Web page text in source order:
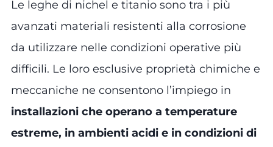
Le leghe di nichel e titanio sono tra i più
avanzati materiali resistenti alla corrosione
da utilizzare nelle condizioni operative più
difficili. Le loro esclusive proprietà chimiche e
meccaniche ne consentono l’impiego in
installazioni che operano a temperature
estreme, in ambienti acidi e in condizioni di